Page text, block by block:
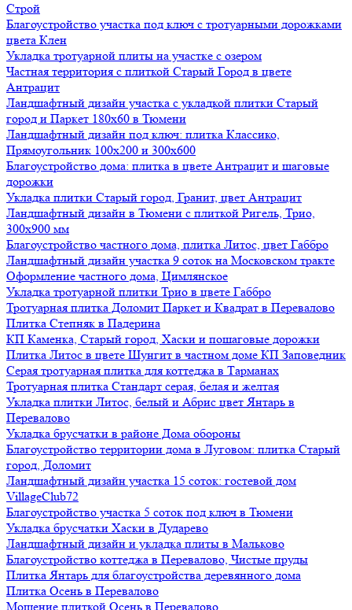
Строй
Благоустройство участка под ключ с тротуарными дорожками
цвета Клен
Укладка тротуарной плиты на участке с озером
Частная территория с плиткой Старый Город в цвете
Антрацит
Ландшафтный дизайн участка с укладкой плитки Старый
город и Паркет 180х60 в Тюмени
Ландшафтный дизайн под ключ: плитка Классико,
Прямоугольник 100х200 и 300х600
Благоустройство дома: плитка в цвете Антрацит и шаговые
дорожки
Укладка плитки Старый город, Гранит, цвет Антрацит
Ландшафтный дизайн в Тюмени с плиткой Ригель, Трио,
300х900 мм
Благоустройство частного дома, плитка Литос, цвет Габбро
Ландшафтный дизайн участка 9 соток на Московском тракте
Оформление частного дома, Цимлянское
Укладка тротуарной плитки Трио в цвете Габбро
Тротуарная плитка Доломит Паркет и Квадрат в Перевалово
Плитка Степняк в Падерина
КП Каменка, Старый город, Хаски и пошаговые дорожки
Плитка Литос в цвете Шунгит в частном доме КП Заповедник
Серая тротуарная плитка для коттеджа в Тарманах
Тротуарная плитка Стандарт серая, белая и желтая
Укладка плитки Литос, белый и Абрис цвет Янтарь в
Перевалово
Укладка брусчатки в районе Дома обороны
Благоустройство территории дома в Луговом: плитка Старый
город, Доломит
Ландшафтный дизайн участка 15 соток: гостевой дом
VillageClub72
Благоустройство участка 5 соток под ключ в Тюмени
Укладка брусчатки Хаски в Дударево
Ландшафтный дизайн и укладка плиты в Мальково
Благоустройство коттеджа в Перевалово, Чистые пруды
Плитка Янтарь для благоустройства деревянного дома
Плитка Осень в Перевалово
Мощение плиткой Осень в Перевалово